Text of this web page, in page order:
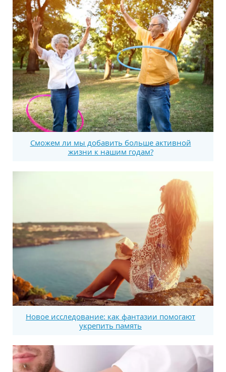
Сможем ли мы добавить больше активной
жизни к нашим годам?
Новое исследование: как фантазии помогают
укрепить память